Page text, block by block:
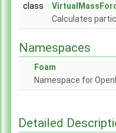
class
Calculates
Namespaces
Foam
Namespace for
Detailed